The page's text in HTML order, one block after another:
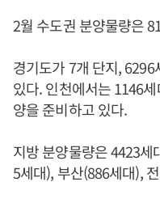
2월 수도권 분양물량은
경기도가 7개 단지,
있다. 인천에서는 1146
양을 준비하고 있다.
지방 분양물량은 4423
5세대), 부산(886세대),